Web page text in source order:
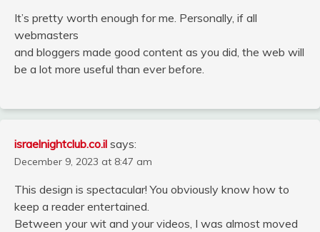
It’s pretty worth enough for me. Personally, if all
webmasters
and bloggers made good content as you did, the web will
be a lot more useful than ever before.
israelnightclub.co.il says:
December 9, 2023 at 8:47 am
This design is spectacular! You obviously know how to
keep a reader entertained.
Between your wit and your videos, I was almost moved